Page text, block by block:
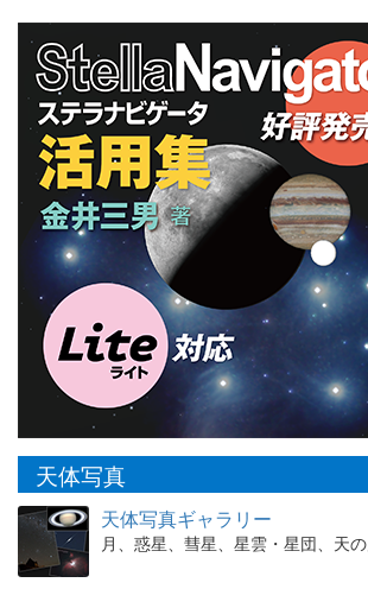
天体写真
天体写真ギャラリー
月、惑星、彗星、星雲・星団、天